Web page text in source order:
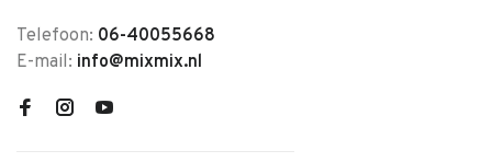
Telefoon: 06-40055668
E-mail: info@mixmix.nl